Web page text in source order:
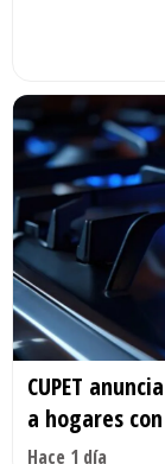
CUPET
a hogares
Hace 1 día